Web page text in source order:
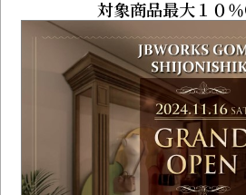
対象商品最大１０